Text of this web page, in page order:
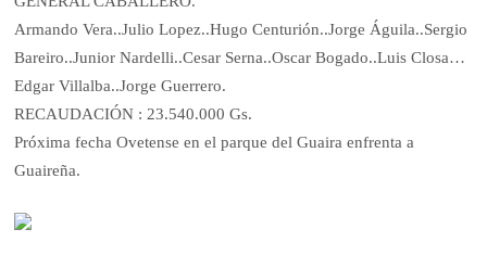
Armando Vera..Julio Lopez..Hugo Centurión..Jorge Águila..Sergio
Bareiro..Junior Nardelli..Cesar Serna..Oscar Bogado..Luis Closa…
Edgar Villalba..Jorge Guerrero.
RECAUDACIÓN : 23.540.000 Gs.
Próxima fecha Ovetense en el parque del Guaira enfrenta a
Guaireña.